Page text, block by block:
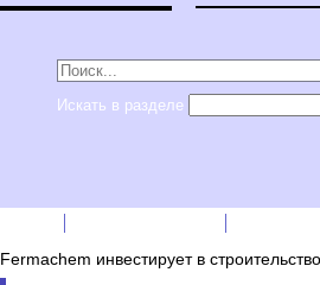
Искать в разделе
Fermachem инвестирует в